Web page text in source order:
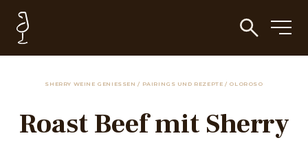
SHERRY WEINE GENIESSEN/ PAIRINGS UND REZEPTE/ OLOROSO
Roast Beef mit Sherry